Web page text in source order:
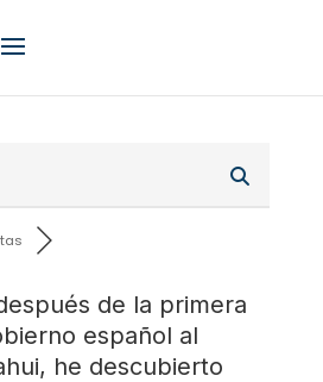
de la primera
español al
he descubierto